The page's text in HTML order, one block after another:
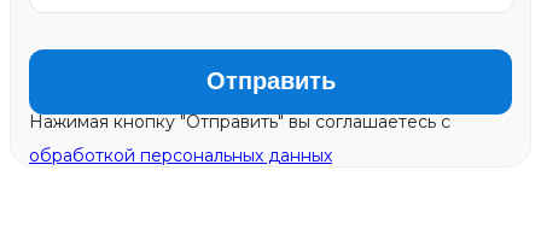
Нажимая кнопку "Отправить" вы соглашаетесь с
обработкой персональных данных